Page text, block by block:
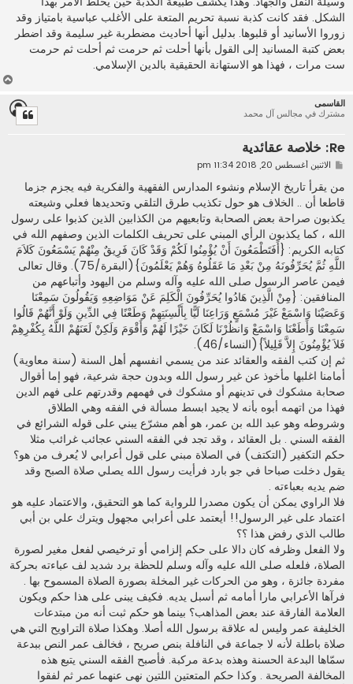
الشكل. فقد كانت كذبة نسبة تحريم المتعة على الأغلب عباسية بامتياز وقد
زوروا الأسانيد أو قلبوها. بدليل أنها أحاديث مضطربة غير سليمة وقد اضطر
بعض كتبة المسانيد إلى القول بأنها أحلت ثم حرمت ثم أحلت ثم حرمت
ست مرات ، فهذا هو الاستهانة الحقيقية بالدين الإسلامي.
القاسمى
مشترك في مجالس آل محمد
Re: خلاصة عقائدية
م
ا
ر
ك
ة
الاثنين أغسطس 20, 2018 11:34 pm
من يقرأ تاريخ الإسلام ونشوء المدارس الفقهية والفكرية فيه يجزم جزما
قاطعا أن .. الخلاف هو حول تكذيب طرق التلقي وتحديدها فعلي وشيعته
يكذبون صراحة بعض الصحابة وتابعيهم من الكذابين الذين كذبوا على رسول
الله ، كما يكذبون الرأي المبني على تحريف الكلمات الذين وصفهم الله في
كتابه الكريم: {أَفَتَطْمَعُونَ أَنْ يُؤْمِنُوا لَكُمْ وَقَدْ كَانَ فَرِيقٌ مِنْهُمْ يَسْمَعُونَ كَلاَمَ
اللَّهِ ثُمَّ يُحَرِّفُونَهُ مِنْ بَعْدِ مَا عَقَلُوهُ وَهُمْ يَعْلَمُونَ}(البقرة/75). وقال تعالى
فيمن عاصر الرسول صلى الله عليه وآله وسلم من اليهود وأتباعهم من
المنافقين: {مِنْ الَّذِينَ هَادُوا يُحَرِّفُونَ الْكَلِمَ عَنْ مَوَاضِعِهِ وَيَقُولُونَ سَمِعْنَا
وَعَصَيْنَا وَاسْمَعْ غَيْرَ مُسْمَعٍ وَرَاعِنَا لَيًّا بِأَلْسِنَتِهِمْ وَطَعْنًا فِي الدِّينِ وَلَوْ أَنَّهُمْ قَالُوا
سَمِعْنَا وَأَطَعْنَا وَاسْمَعْ وَانظُرْنَا لَكَانَ خَيْرًا لَهُمْ وَأَقْوَمَ وَلَكِنْ لَعَنَهُمْ اللَّهُ بِكُفْرِهِمْ
فَلاَ يُؤْمِنُونَ إِلاَّ قَلِيلاً}(النساء/46).
ثم إن كتب الفقه والعقائد عند من يسمي انفسهم أهل السنة (سنة معاوية)
أمامنا اغلبها مأخوذ عن غير رسول الله وبدون حجة شرعية، فهو إما أقوال
صحابة مشكوك في تدينهم أو مشكوك في فهمهم وقدرتهم على فهم الدين
فهذا من اتهمه أبوه بأنه لا يجيد ابسط مسألة في الفقه وهي الطلاق
وشروطه وهو عبد الله بن عمر، هو أهم مشرّع يبني على قوله الشرائع في
الفقه السني . بل العقائد ، وقد تجد في الفقه السني عجائب غرائب مثلا
حكم التكفير (التكتف) في الصلاة مبني على قول أعرابي لا يُعرف من هو؟
يقول دخلت صباحا في جو بارد فرأيت رسول الله يصلي صلاة الصبح وقد
ضم يديه بعباءته .
فلا الراوي يمكن أن يكون مصدرا للرواية كما هو التحقيق، والاعتماد عليه هو
اعتماد على غير الرسول!! أيعتمد على أعرابي مجهول ويترك علي بن أبي
طالب الذي رفض هذا ؟؟
ولا الفعل وظرفه كان دالا على حكم إلزامي أو ترخيصي لفعل مغير لصورة
الصلاة، فلعله صلى الله عليه وآله وسلم للحظة برد شديد لف عباءته بحركة
مفردة جائزة ، وهو من الحركات غير المخلة بصورة الصلاة المسموح بها .
فرآها الأعرابي مارا أمامه ثم أسبل يديه. فكيف يبنى على هذا حكم ويكون
العلامة الفارقة عند بعض المذاهب؟ بينما هو حكم ثبت أنه من مبتدعات
الخليفة عمر وليس له علاقة برسول الله أصلا. وهكذا صلاة التراويح التي هي
صلاة باطلة لأنه لا جماعة في النافلة بنص صريح ، فخالف عمر النص ببدعة
سمّاها البدعة الحسنة وهذه بدعة مركبة. فأصبح الفقه السني يتبع هذه
المخالفة الصريحة . وكذا حكم المتعتين اللتين نهى عنهما عمر ثم لفقوا